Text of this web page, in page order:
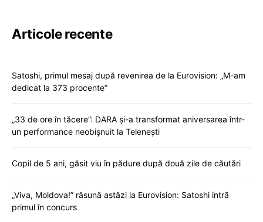
Articole recente
Satoshi, primul mesaj după revenirea de la Eurovision: „M-am
dedicat la 373 procente”
„33 de ore în tăcere”: DARA și-a transformat aniversarea într-
un performance neobișnuit la Telenești
Copil de 5 ani, găsit viu în pădure după două zile de căutări
„Viva, Moldova!” răsună astăzi la Eurovision: Satoshi intră
primul în concurs